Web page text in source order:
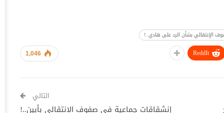
الذي يعاني إنقسام حاد بفعل المناطقية والحصص
أكثر من ثلاثة أيام ولم يرد المجلس سوى بتغريدة لمتحدثه
قبل مراقبين محاولة لتهدئة قيادات الصف الاوسط والتي
واتفاق الرياض.
الإنتقالي بشأن الرد على هادي..!
1,046 ReddIt
التالي
إنشقاقات جماعية في صفوف الإنتقالي بأبين..!